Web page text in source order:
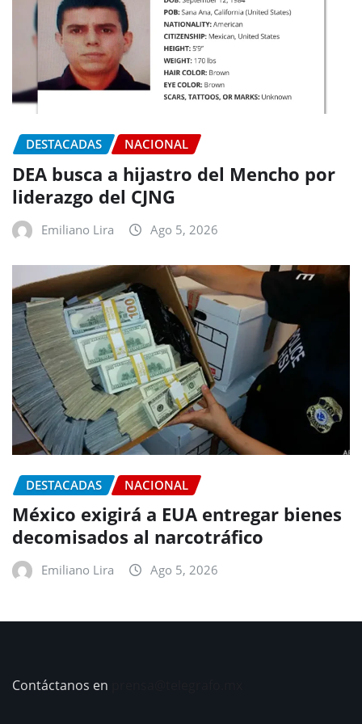
DESTACADAS NACIONAL
DEA busca a hijastro del Mencho por
liderazgo del CJNG
Emiliano Lira Ago 5, 2026
DESTACADAS NACIONAL
México exigirá a EUA entregar bienes
decomisados al narcotráfico
Emiliano Lira Ago 5, 2026
Contáctanos en